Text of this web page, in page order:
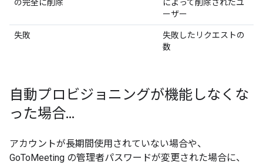
の完全に削除
によって削除されたユ
ーザー
失敗
失敗したリクエストの
数
自動プロビジョニングが機能しなくな
った場合...
アカウントが長期間使用されていない場合や、
GoToMeeting の管理者パスワードが変更された場合に、